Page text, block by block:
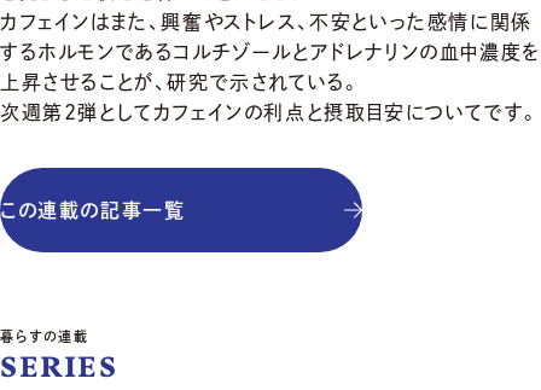
カフェインはまた、興奮やストレス、不安といった感情に関係
するホルモンであるコルチゾールとアドレナリンの血中濃度を
上昇させることが、研究で示されている。
次週第2弾としてカフェインの利点と摂取目安についてです。
この連載の記事一覧
暮らすの連載
SERIES